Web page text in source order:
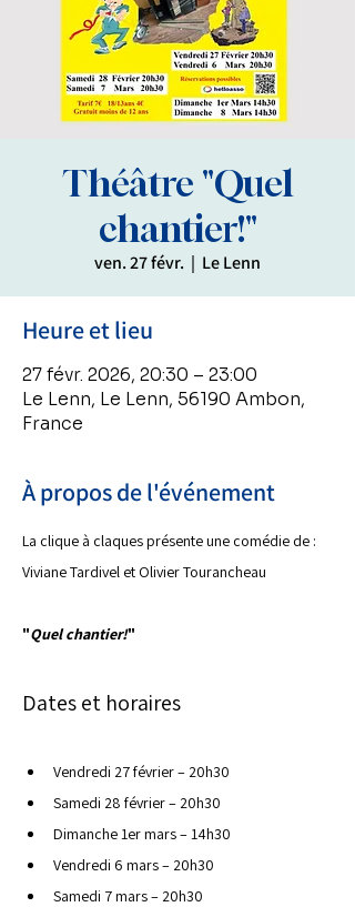
Théâtre "Quel
chantier!"
ven. 27 févr.
  |
Le Lenn
Heure et lieu
27 févr. 2026, 20:30 – 23:00
Le Lenn, Le Lenn, 56190 Ambon,
France
À propos de l'événement
La clique à claques présente une comédie de :
Viviane Tardivel et Olivier Tourancheau
"Quel chantier!"
Dates et horaires
Vendredi 27 février – 20h30
Samedi 28 février – 20h30
Dimanche 1er mars – 14h30
Vendredi 6 mars – 20h30
Samedi 7 mars – 20h30